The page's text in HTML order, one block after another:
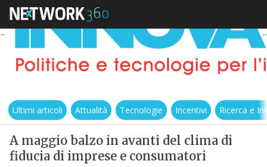
Ultimi articoli Attualità Tecnologie Incentivi Ricerca e
A maggio balzo in avanti del clima di
fiducia di imprese e consumatori